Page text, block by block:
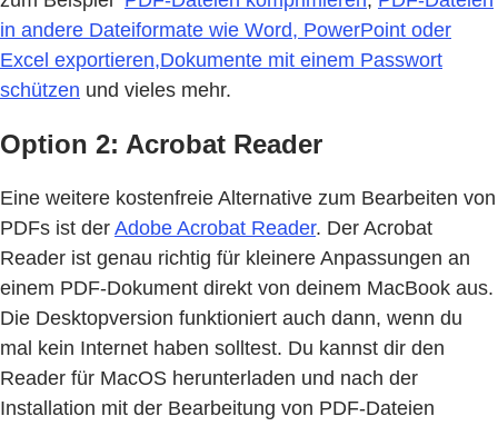
in andere Dateiformate wie Word, PowerPoint oder
Excel exportieren,Dokumente mit einem Passwort
schützen und vieles mehr.
Option 2: Acrobat Reader
Eine weitere kostenfreie Alternative zum Bearbeiten von
PDFs ist der Adobe Acrobat Reader. Der Acrobat
Reader ist genau richtig für kleinere Anpassungen an
einem PDF-Dokument direkt von deinem MacBook aus.
Die Desktopversion funktioniert auch dann, wenn du
mal kein Internet haben solltest. Du kannst dir den
Reader für MacOS herunterladen und nach der
Installation mit der Bearbeitung von PDF-Dateien